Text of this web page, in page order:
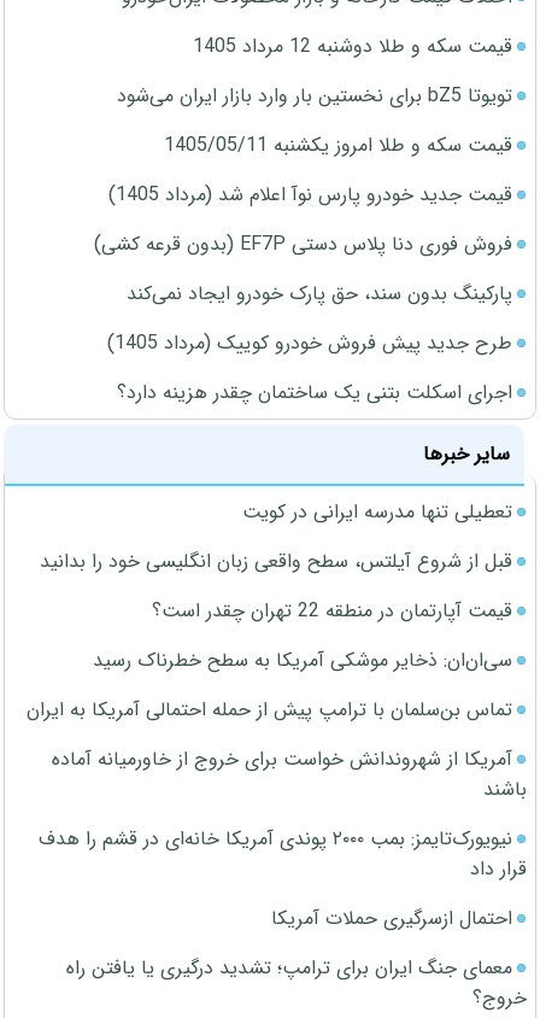
قیمت سکه و طلا دوشنبه 12 مرداد 1405
تویوتا bZ5 برای نخستین بار وارد بازار ایران می‌شود
قیمت سکه و طلا امروز یکشنبه 1405/05/11
قیمت جدید خودرو پارس نوآ اعلام شد (مرداد 1405)
فروش فوری دنا پلاس دستی EF7P (بدون قرعه کشی)
پارکینگ بدون سند، حق پارک خودرو ایجاد نمی‌کند
طرح جدید پیش فروش خودرو کوییک (مرداد 1405)
اجرای اسکلت بتنی یک ساختمان چقدر هزینه دارد؟
سایر خبرها
تعطیلی تنها مدرسه ایرانی در کویت
قبل از شروع آیلتس، سطح واقعی زبان انگلیسی خود را بدانید
قیمت آپارتمان در منطقه 22 تهران چقدر است؟
سی‌ان‌ان: ذخایر موشکی آمریکا به سطح خطرناک رسید
تماس بن‌سلمان با ترامپ پیش از حمله احتمالی آمریکا به ایران
آمریکا از شهروندانش خواست برای خروج از خاورمیانه آماده
باشند
نیویورک‌تایمز: بمب ۲۰۰۰ پوندی آمریکا خانه‌ای در قشم را هدف
قرار داد
احتمال ازسرگیری حملات آمریکا
معمای جنگ ایران برای ترامپ؛ تشدید درگیری یا یافتن راه
خروج؟